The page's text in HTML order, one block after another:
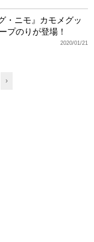
・ニモ』カモメグッ
プのりが登場！
2020/01/21
›